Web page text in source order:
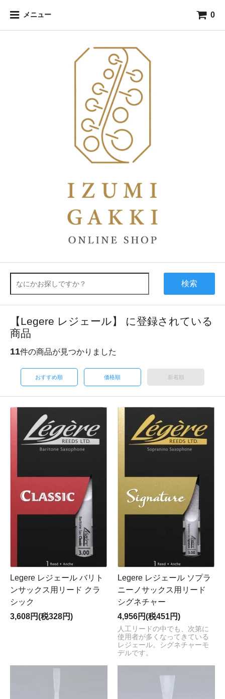
メニュー 0
検索
【Legere レジェール】 に登録されている
商品
11件の商品が見つかりました
おすすめ順 価格順 新着順
Legere レジェール バリト
ンサックス用リード クラ
シック
3,608円(税328円)
Legere レジェール ソプラ
ニーノサックス用リード
シグネチャー
4,956円(税451円)
人工リードの中でも、次第に
使用者が多くなってきている
レジェール。シグネチャーモ
デルです。